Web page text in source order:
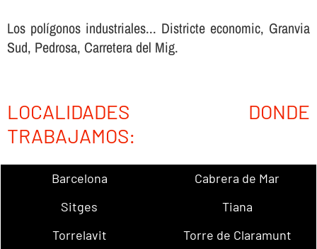
Los polígonos industriales... Districte economic, Granvia
Sud, Pedrosa, Carretera del Mig.
LOCALIDADES DONDE
TRABAJAMOS:
Barcelona
Cabrera de Mar
Sitges
Tiana
Torrelavit
Torre de Claramunt